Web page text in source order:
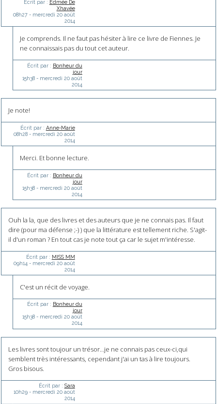
Écrit par : Edmée De
Xhavée
08h27- mercredi 20 août
2014
Je comprends. Il ne faut pas hésiter à lire ce livre de Fiennes. Je
ne connaissais pas du tout cet auteur.
Écrit par : Bonheur du
jour
15h38- mercredi 20 août
2014
Je note!
Écrit par : Anne-Marie
08h28- mercredi 20 août
2014
Merci. Et bonne lecture.
Écrit par : Bonheur du
jour
15h38- mercredi 20 août
2014
Ouh la la, que des livres et des auteurs que je ne connais pas. Il faut
dire (pour ma défense ;-) ) que la littérature est tellement riche. S'agit-
il d'un roman ? En tout cas je note tout ça car le sujet m'intéresse.
Écrit par : MISS MM
09h14 - mercredi 20 août
2014
C'est un récit de voyage.
Écrit par : Bonheur du
jour
15h38- mercredi 20 août
2014
Les livres sont toujour un trésor...je ne connais pas ceux-ci,qui
semblent très intéressants, cependant j'ai un tas à lire toujours.
Gros bisous.
Écrit par : Sara
10h29- mercredi 20 août
2014